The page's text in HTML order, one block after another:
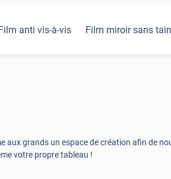
Film anti vis-à-vis Film miroir sans tain
grands un espace de création afin de
votre propre tableau !